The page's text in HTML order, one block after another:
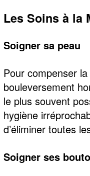
Les Soins à la
Soigner sa peau
Pour compenser
bouleversement
le plus souvent
hygiène
d’éliminer toutes
Soigner ses